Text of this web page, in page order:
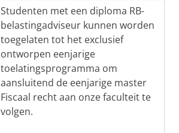
Studenten met een diploma RB-
belastingadviseur kunnen worden
toegelaten tot het exclusief
ontworpen eenjarige
toelatingsprogramma om
aansluitend de eenjarige master
Fiscaal recht aan onze faculteit te
volgen.